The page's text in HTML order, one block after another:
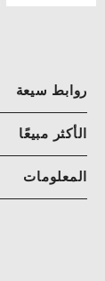
روابط سيعة
الأكثر مبيعًا
المعلومات